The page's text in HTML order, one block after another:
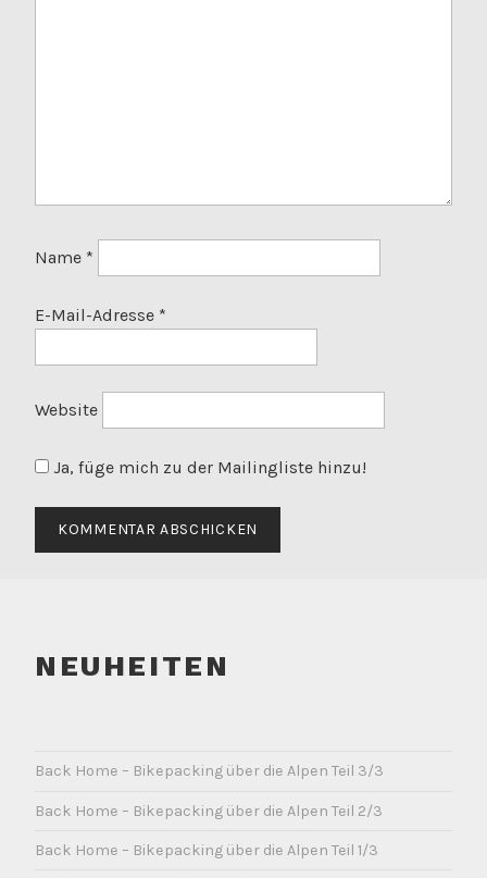
Name *
E-Mail-Adresse *
Website
Ja, füge mich zu der Mailingliste hinzu!
NEUHEITEN
Back Home – Bikepacking über die Alpen Teil 3/3
Back Home – Bikepacking über die Alpen Teil 2/3
Back Home – Bikepacking über die Alpen Teil 1/3